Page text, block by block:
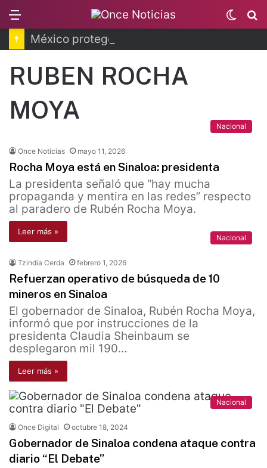
Switch
skin
RUBEN ROCHA
MOYA
Nacional
Once Noticias mayo 11, 2026
Rocha Moya está en Sinaloa: presidenta
La presidenta señaló que “hay mucha
propaganda y mentira en las redes” respecto
al paradero de Rubén Rocha Moya.
Leer más »
Nacional
Tzindia Cerda febrero 1, 2026
Refuerzan operativo de búsqueda de 10
mineros en Sinaloa
El gobernador de Sinaloa, Rubén Rocha Moya,
informó que por instrucciones de la
presidenta Claudia Sheinbaum se
desplegaron mil 190…
Leer más »
Nacional
Once Digital octubre 18, 2024
Gobernador de Sinaloa condena ataque contra
diario “El Debate”